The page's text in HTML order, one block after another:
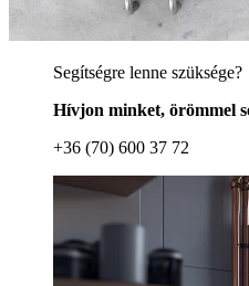
Segítségre lenne szüksége?
Hívjon minket, örömmel
+36 (70) 600 37 72